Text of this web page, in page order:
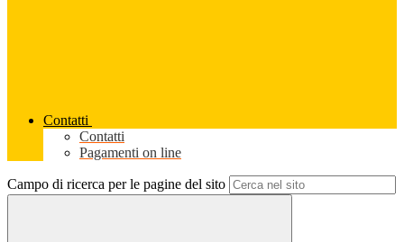
Contatti
Contatti
Pagamenti on line
Campo di ricerca per le pagine del sito